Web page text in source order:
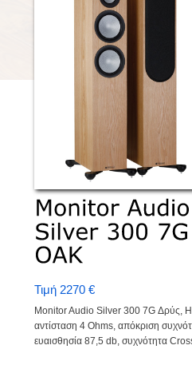
Τιμή 2270 €
Monitor Audio Silver 300 7G Δρύς,
αντίσταση 4 Ohms, απόκριση
ευαισθησία 87,5 db, συχνότητα